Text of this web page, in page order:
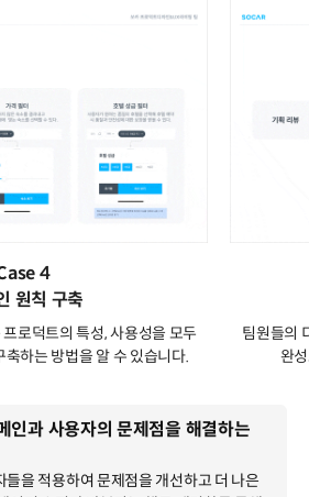
4
원칙 구축
로덕트의 특성, 사용성을 모두
하는 방법을 알 수 있습니다.
팀원들의
완
인과 사용자의 문제점을 해결하는
들을 적용하여 문제점을 개선하고 더 나은